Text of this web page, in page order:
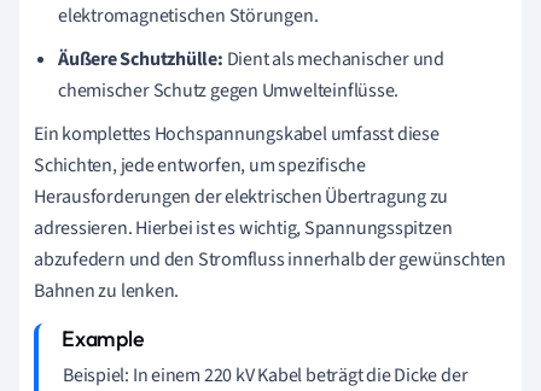
elektromagnetischen Störungen.
Äußere Schutzhülle: Dient als mechanischer und
chemischer Schutz gegen Umwelteinflüsse.
Ein komplettes Hochspannungskabel umfasst diese
Schichten, jede entworfen, um spezifische
Herausforderungen der elektrischen Übertragung zu
adressieren. Hierbei ist es wichtig, Spannungsspitzen
abzufedern und den Stromfluss innerhalb der gewünschten
Bahnen zu lenken.
Beispiel: In einem 220 kV Kabel beträgt die Dicke der